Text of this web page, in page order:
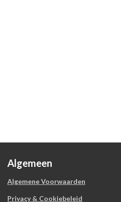
Algemeen
Algemene Voorwaarden
Privacy & Cookiebeleid